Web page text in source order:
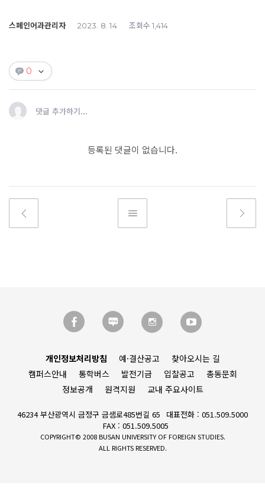
스페인어과관리자 2023. 8. 14 조회수 1,414
0
댓글 추가하기...
등록된 댓글이 없습니다.
개인정보처리방침 예·결산공고
찾아오시는 길
캠퍼스안내
통학버스 발전기금 입찰공고
총동문회
정보공개
원격지원 교내 주요사이트
46234 부산광역시 금정구 금샘로485번길 65
대표전화 : 051.509.5000
FAX : 051.509.5005
COPYRIGHT© 2008 BUSAN UNIVERSITY OF FOREIGN STUDIES.
ALL RIGHTS RESERVED.